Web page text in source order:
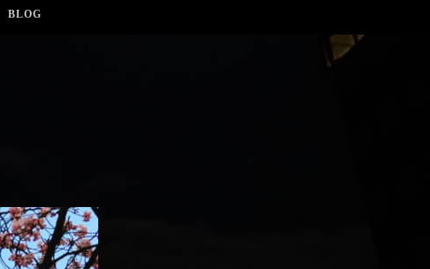
BLOG